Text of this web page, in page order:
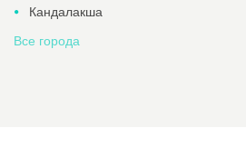
Кандалакша
Все города